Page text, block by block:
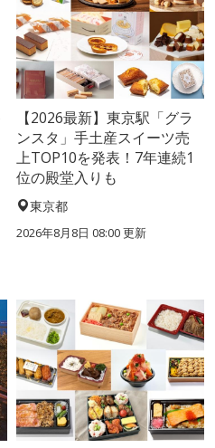
【2026最新】東京駅「グラ
ンスタ」手土産スイーツ売
上TOP10を発表！7年連続1
位の殿堂入りも
東京都
2026年8月8日 08:00更新